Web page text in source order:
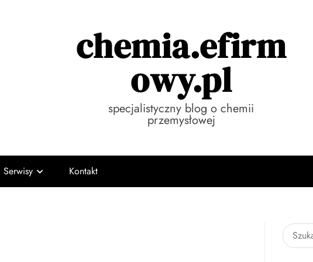
chemia.efirm
owy.pl
specjalistyczny blog o chemii
przemysłowej
Serwisy Kontakt
Szukaj: